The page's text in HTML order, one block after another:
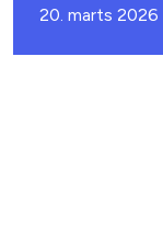
20. marts 2026